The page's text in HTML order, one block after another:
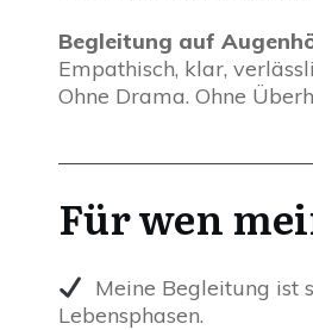
Begleitung auf
Empathisch, klar,
Ohne Drama. Ohne
Für wen
Meine Begleitung ist
Lebensphasen.